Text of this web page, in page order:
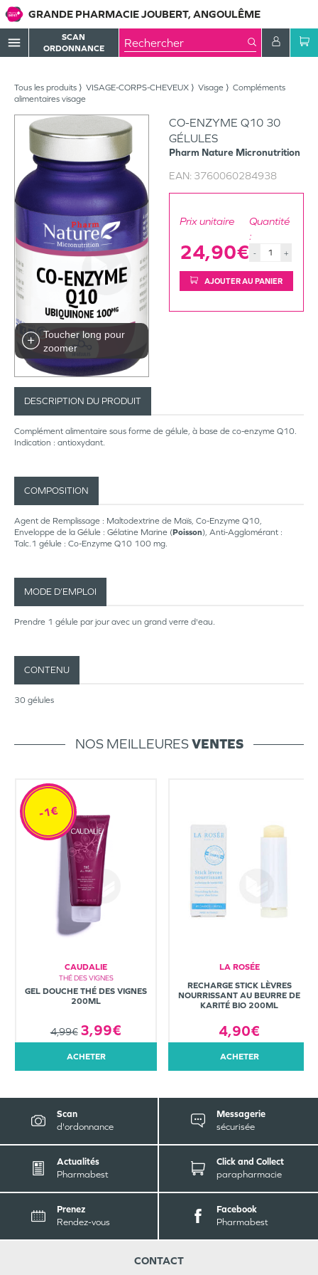
GRANDE PHARMACIE JOUBERT, ANGOULÊME
menu
SCAN
ORDONNANCE
Tous les produits VISAGE-CORPS-CHEVEUX Visage
Compléments
alimentaires visage
Toucher long pour
zoomer
CO-ENZYME Q10 30
GÉLULES
Pharm Nature Micronutrition
EAN: 3760060284938
Prix unitaire
24,90€
Quantité
:
- +
AJOUTER AU PANIER
DESCRIPTION DU PRODUIT
Complément alimentaire sous forme de gélule, à base de co-enzyme Q10.
Indication : antioxydant.
COMPOSITION
Agent de Remplissage : Maltodextrine de Maïs, Co-Enzyme Q10,
Enveloppe de la Gélule : Gélatine Marine (Poisson), Anti-Agglomérant :
Talc.1 gélule : Co-Enzyme Q10 100 mg.
MODE D’EMPLOI
Prendre 1 gélule par jour avec un grand verre d'eau.
CONTENU
30 gélules
NOS MEILLEURESVENTES
CAUDALIE
THÉ DES VIGNES
GEL DOUCHE THÉ DES VIGNES
200ML
4,99€ 3,99€
-1€
ACHETER
LA ROSÉE
RECHARGE STICK LÈVRES
NOURRISSANT AU BEURRE DE
KARITÉ BIO 200ML
4,90€
ACHETER
Scan
d'ordonnance
Messagerie
sécurisée
Actualités
Pharmabest
Click and Collect
parapharmacie
Prenez
Rendez-vous
Facebook
Pharmabest
CONTACT